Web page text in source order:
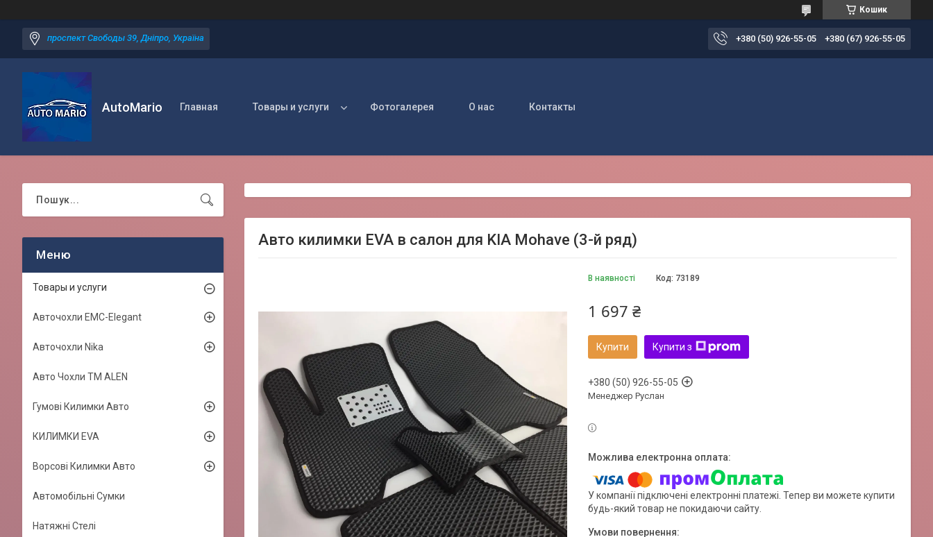
Кошик
проспект Свободы 39, Дніпро, Україна +380 (50) 926-55-05 +380 (67) 926-55-05
AutoMario Главная Товары и услуги Фотогалерея О нас Контакты
Авто килимки EVA в салон для KIA Mohave (3-й ряд)
В наявності Код: 73189
1 697 ₴
Купити Купити з
+380 (50) 926-55-05
Менеджер Руслан
У компанії підключені електронні платежі. Тепер ви можете купити
будь-який товар не покидаючи сайту.
Товары и услуги
Авточохли EMC-Elegant
Авточохли Nika
Авто Чохли TM ALEN
Гумові Килимки Авто
КИЛИМКИ EVA
Ворсові Килимки Авто
Автомобільні Сумки
Натяжні Стелі